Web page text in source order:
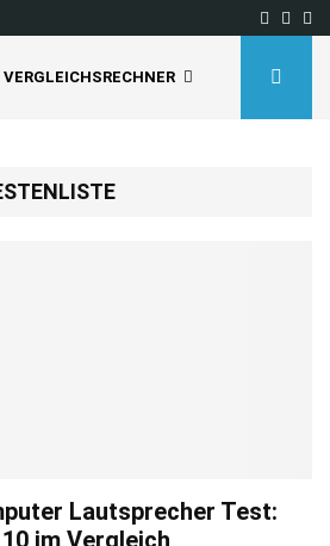
VERGLEICHSRECHNER
Lautsprecher Test:
im Vergleich